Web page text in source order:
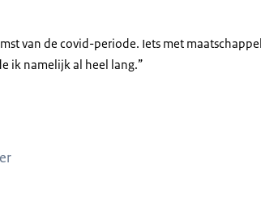
van de covid-periode. Iets met
ik namelijk al heel lang.”